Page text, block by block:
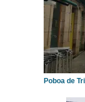
Poboa de